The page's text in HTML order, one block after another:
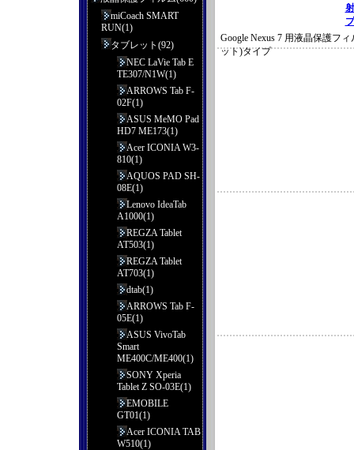
Google Nexus 7 用液晶保護フ
ット)タイプ
miCoach SMART
RUN(1)
タブレット(92)
NEC LaVie Tab E
TE307/N1W(1)
ARROWS Tab F-
02F(1)
ASUS MeMO Pad
HD7 ME173(1)
Acer ICONIA W3-
810(1)
AQUOS PAD SH-
08E(1)
Lenovo IdeaTab
A1000(1)
REGZA Tablet
AT503(1)
REGZA Tablet
AT703(1)
dtab(1)
ARROWS Tab F-
05E(1)
ASUS VivoTab
Smart
ME400C/ME400(1)
SONY Xperia
Tablet Z SO-03E(1)
EMOBILE
GT01(1)
Acer ICONIA TAB
W510(1)